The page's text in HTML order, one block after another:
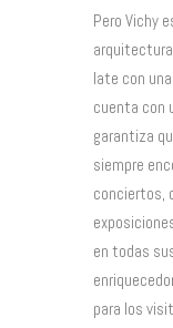
Pero Vichy
late con
cuenta con
garantiza
siempre
conciertos,
en todas
para los